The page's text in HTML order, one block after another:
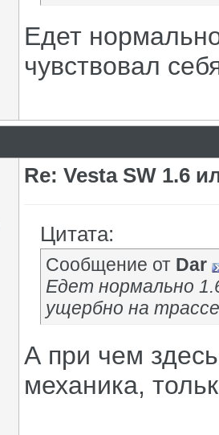
Едет
чувствовал
Re: Vesta SW 1.6
Цитата:
Сообщение от Dar
Едет нормально
ущербно на
А при чем
механика,